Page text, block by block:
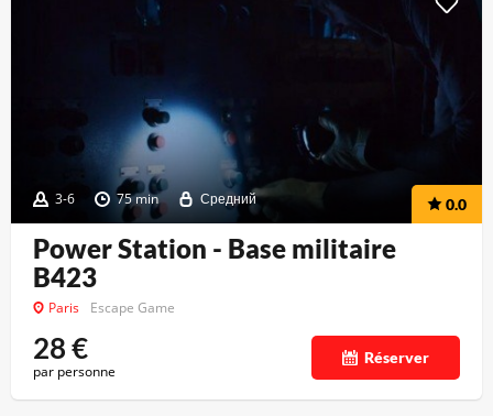
3-6 75 min Средний 0.0
Power Station - Base militaire
B423
Paris Escape Game
28€
par personne
Réserver